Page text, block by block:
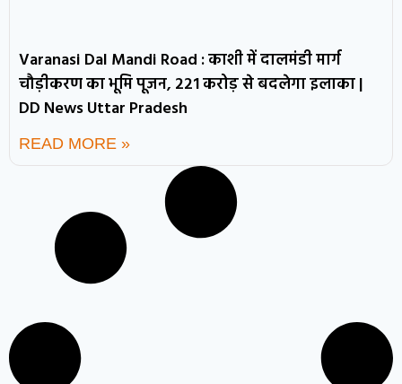
Varanasi Dal Mandi Road : काशी में दालमंडी मार्ग
चौड़ीकरण का भूमि पूजन, 221 करोड़ से बदलेगा इलाका |
DD News Uttar Pradesh
READ MORE »